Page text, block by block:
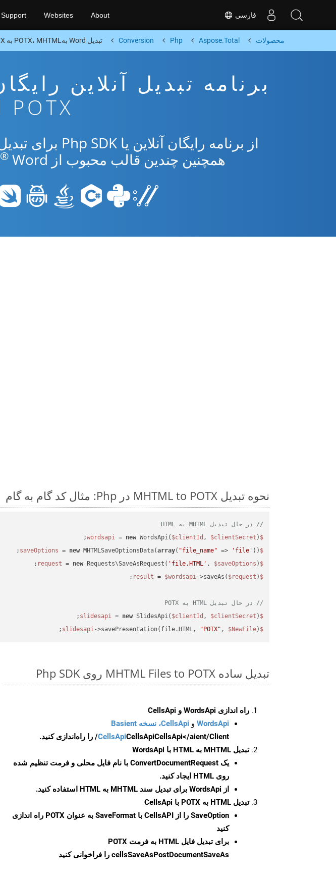
فارسی Support Websites About
محصولات Aspose.Total
Php
Conversion تبدیل Word بهPOTX، MHTML به POTX مبدل رایگان یا PHP SDK
POTX از طریق Php
همچنین چندین قالب محبوب از Microsoft
® Word استفاده کنید.
نحوه تبدیل MHTML to POTX در Php: مثال کد گام به گام
// در حال تبدیل MHTML به HTML
$wordsapi
= new WordsApi( $clientId , $clientSecret );
$saveOptions
= new MHTMLSaveOptionsData(array( "file_name" => 'file' ));
$request
= new Requests\SaveAsRequest( 'file.HTML' , $saveOptions );
$result
= $wordsapi->saveAs( $request
// در حال تبدیل HTML به POTX
$slidesapi
= new SlidesApi( $clientId , $clientSecret );
$slidesapi
->savePresentation(file.HTML, "POTX" , $NewFile);
تبدیل ساده MHTML Files to POTX روی Php SDK
راه اندازی WordsApi و CellsApi
WordsApi و CellsApi، نسخه Basient
CellsApiCellsApiCellsApi</aient/Client/ را راه‌اندازی کنید.
تبدیل MHTML به HTML با WordsApi
یک ConvertDocumentRequest با نام فایل محلی و فرمت تنظیم شده
روی HTML ایجاد کنید.
از WordsApi برای تبدیل سند MHTML به HTML استفاده کنید.
تبدیل HTML به POTX با CellsApi
SaveOption
را از CellsAPI با SaveFormat به عنوان POTX راه اندازی
کنید
برای تبدیل فایل HTML به فرمت
POTX
cellsSaveAsPostDocumentSaveAs را فراخوانی کنید